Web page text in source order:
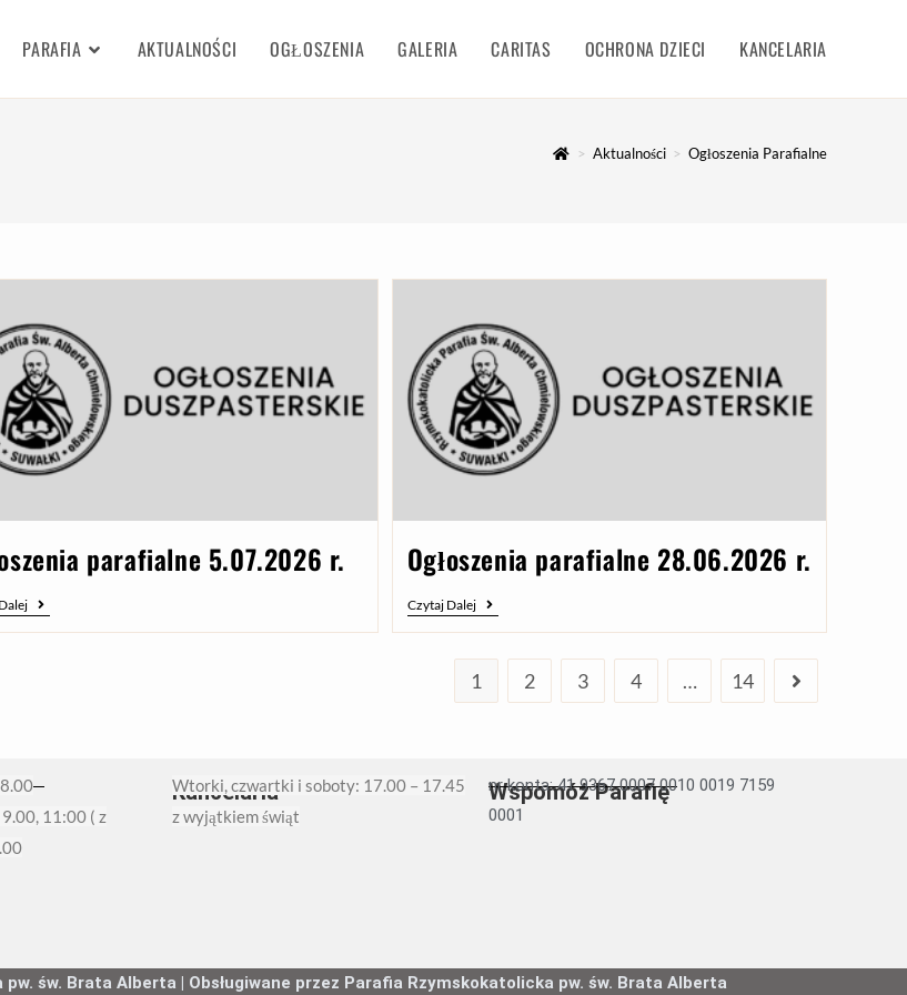
PARAFIA AKTUALNOŚCI OGŁOSZENIA GALERIA CARITAS OCHRONA DZIECI KANCELARIA
> Aktualności > Ogłoszenia Parafialne
parafialne 5.07.2026 r. Ogłoszenia parafialne 28.06.2026 r.
Czytaj Dalej
1 2 3 4 … 14
11:00 ( z
Kancelaria
Wtorki, czwartki i soboty: 17.00 – 17.45
z wyjątkiem świąt
Wspomóż Parafię
nr konta: 41 9367 0007 0010 0019 7159
0001
św. Brata Alberta | Obsługiwane przez Parafia Rzymskokatolicka pw. św. Brata Alberta